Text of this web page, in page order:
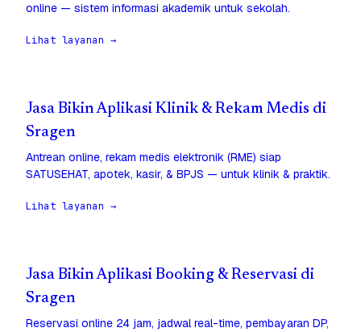
online — sistem informasi akademik untuk sekolah.
Lihat layanan →
Jasa Bikin Aplikasi Klinik & Rekam Medis di
Sragen
Antrean online, rekam medis elektronik (RME) siap
SATUSEHAT, apotek, kasir, & BPJS — untuk klinik & praktik.
Lihat layanan →
Jasa Bikin Aplikasi Booking & Reservasi di
Sragen
Reservasi online 24 jam, jadwal real-time, pembayaran DP,